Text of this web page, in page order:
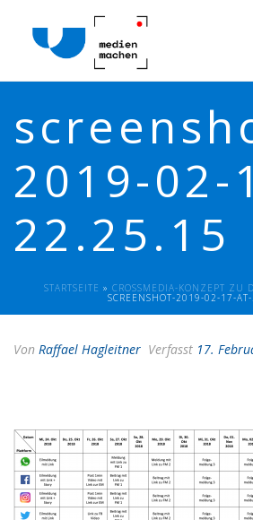
2019-02-
22.25.15
STARTSEITE » CROSSMEDIA-KONZEPT ZU
SCREENSHOT-2019-02-17-
Von Raffael Hagleitner Verfasst 17.